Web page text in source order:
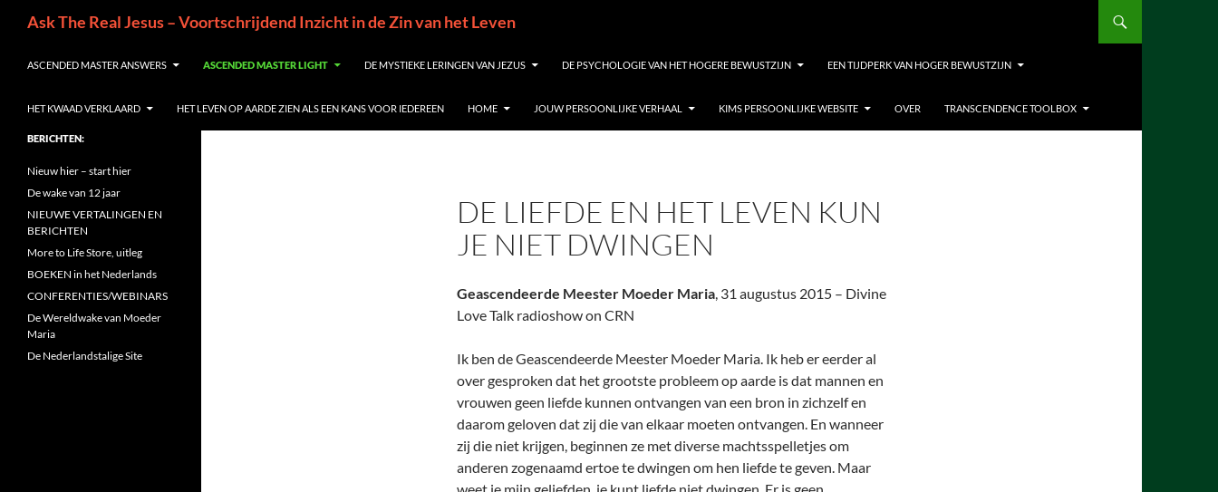
inhoud
Ask The Real Jesus – Voortschrijdend Inzicht in de Zin van het Leven
ASCENDED MASTER ANSWERS ASCENDED MASTER LIGHT DE MYSTIEKE LERINGEN VAN JEZUS DE PSYCHOLOGIE VAN HET HOGERE BEWUSTZIJN EEN TIJDPERK VAN HOGER BEWUSTZIJN
HET KWAAD VERKLAARD HET LEVEN OP AARDE ZIEN ALS EEN KANS VOOR IEDEREEN HOME JOUW PERSOONLIJKE VERHAAL KIMS PERSOONLIJKE WEBSITE OVER TRANSCENDENCE TOOLBOX
DE LIEFDE EN HET LEVEN KUN
JE NIET DWINGEN
Geascendeerde Meester Moeder Maria, 31 augustus 2015 – Divine
Love Talk radioshow on CRN
Ik ben de Geascendeerde Meester Moeder Maria. Ik heb er eerder al
over gesproken dat het grootste probleem op aarde is dat mannen en
vrouwen geen liefde kunnen ontvangen van een bron in zichzelf en
daarom geloven dat zij die van elkaar moeten ontvangen. En wanneer
zij die niet krijgen, beginnen ze met diverse machtsspelletjes om
anderen zogenaamd ertoe te dwingen om hen liefde te geven. Maar
BERICHTEN:
Nieuw hier – start hier
De wake van 12 jaar
NIEUWE VERTALINGEN EN
BERICHTEN
More to Life Store, uitleg
BOEKEN in het Nederlands
CONFERENTIES/WEBINARS
De Wereldwake van Moeder
Maria
De Nederlandstalige Site